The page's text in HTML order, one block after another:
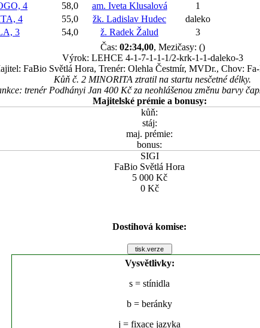
4 58,0 am. Iveta Klusalová 1
4 55,0 žk. Ladislav Hudec daleko
3 54,0 ž. Radek Žalud 3
Čas: 02:34,00, Mezičasy: ()
Výrok: LEHCE 4-1-7-1-1-1/2-krk-1-1-daleko-3
FaBio Světlá Hora, Trenér: Olehla Čestmír, MVDr., Chov:
Kůň č. 2 MINORITA ztratil na startu nesčetné délky.
trenér Podhányi Jan 400 Kč za neohlášenou změnu barvy
Majitelské prémie a bonusy:
kůň:
stáj:
maj. prémie:
bonus:
SIGI
FaBio Světlá Hora
5 000 Kč
0 Kč
Dostihová komise:
Vysvětlivky:
s = stínidla
b = beránky
j = fixace jazyka